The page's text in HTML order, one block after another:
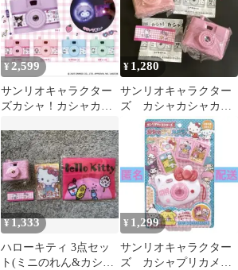
¥2,599
サンリオキャラクター
ズカシャ！カシャカメ
ト
¥ 1,280
サンリオキャラクター
ズ カシャカシャカメ
ラ マイメロディ ハ
ローキティ
¥1,333
ハローキティ 3点セッ
ト(ミニのれん&カシャ
¥ 1,299
サンリオキャラクター
ズ カシャプリカメ